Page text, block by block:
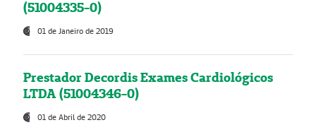
(51004335-0)
01 de Janeiro de 2019
Prestador Decordis Exames Cardiológicos
LTDA (51004346-0)
01 de Abril de 2020